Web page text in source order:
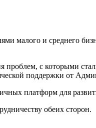
малого и среднего
проблем, с которыми
поддержки от
платформ для
обеих сторон.